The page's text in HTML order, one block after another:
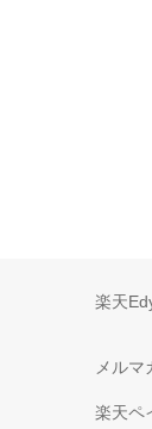
楽天
メル
楽天ペ